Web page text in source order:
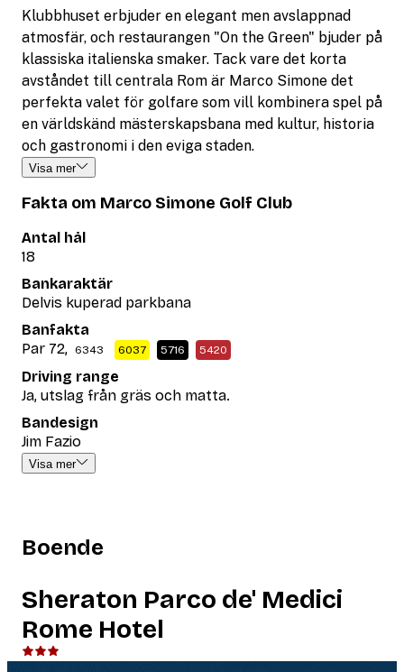
Klubbhuset erbjuder en elegant men avslappnad
atmosfär, och restaurangen "On the Green" bjuder på
klassiska italienska smaker. Tack vare det korta
avståndet till centrala Rom är Marco Simone det
perfekta valet för golfare som vill kombinera spel på
en världskänd mästerskapsbana med kultur, historia
och gastronomi i den eviga staden.
Visa mer
Fakta om Marco Simone Golf Club
Antal hål
18
Bankaraktär
Delvis kuperad parkbana
Banfakta
Par 72, 6343 6037 5716 5420
Driving range
Ja, utslag från gräs och matta.
Bandesign
Jim Fazio
Visa mer
Boende
Sheraton Parco de' Medici
Rome Hotel